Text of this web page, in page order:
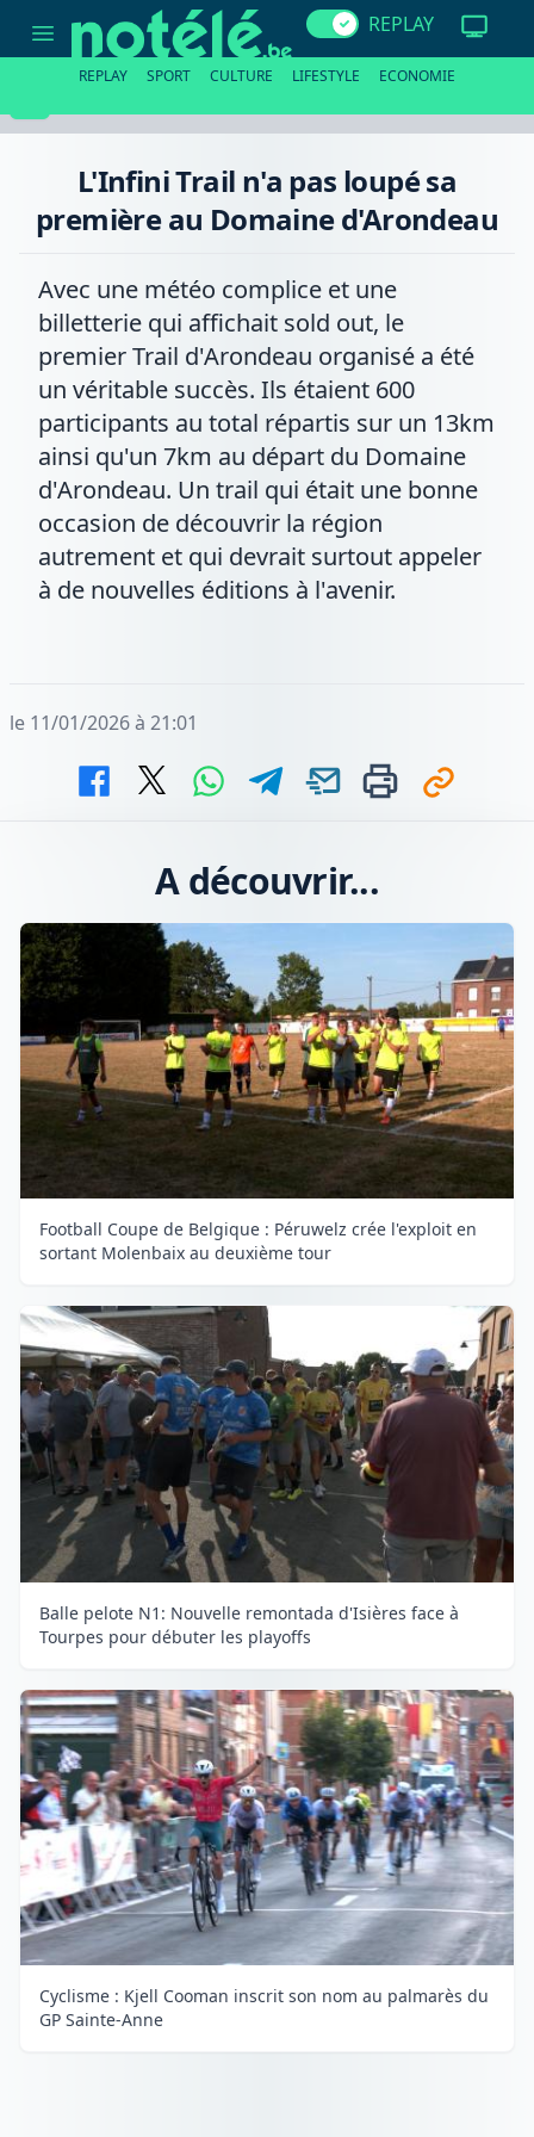
première
REPLAY
REPLAY SPORT CULTURE LIFESTYLE ECONOMIE
L'Infini Trail n'a pas loupé sa
première au Domaine d'Arondeau
Avec une météo complice et une
billetterie qui affichait sold out, le
premier Trail d'Arondeau organisé a été
un véritable succès. Ils étaient 600
participants au total répartis sur un 13km
ainsi qu'un 7km au départ du Domaine
d'Arondeau. Un trail qui était une bonne
occasion de découvrir la région
autrement et qui devrait surtout appeler
à de nouvelles éditions à l'avenir.
le 11/01/2026 à 21:01
A découvrir...
Football Coupe de Belgique : Péruwelz crée l'exploit en
sortant Molenbaix au deuxième tour
Balle pelote N1: Nouvelle remontada d'Isières face à
Tourpes pour débuter les playoffs
Cyclisme : Kjell Cooman inscrit son nom au palmarès du
GP Sainte-Anne